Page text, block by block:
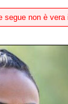
segue non è vera